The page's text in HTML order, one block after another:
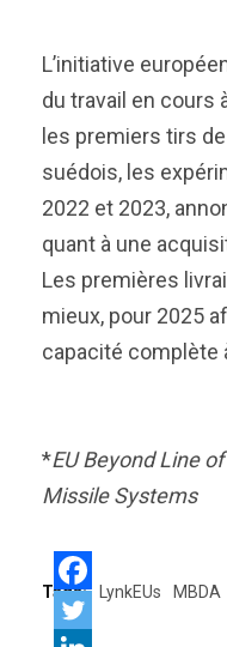
L’initiative
du travail en cours
les premiers tirs
suédois, les
2022 et 2023,
quant à une
Les premières
mieux, pour 2025
capacité complète
*EU Beyond Line
Missile Systems
Tags: LynkEUs MBDA